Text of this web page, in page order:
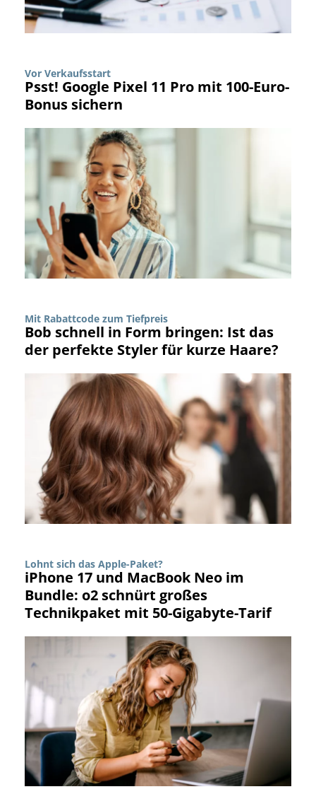
Vor Verkaufsstart
Psst! Google Pixel 11 Pro mit 100-Euro-
Bonus sichern
Mit Rabattcode zum Tiefpreis
Bob schnell in Form bringen: Ist das
der perfekte Styler für kurze Haare?
Lohnt sich das Apple-Paket?
iPhone 17 und MacBook Neo im
Bundle: o2 schnürt großes
Technikpaket mit 50-Gigabyte-Tarif